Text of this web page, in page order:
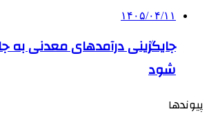
۱۴۰۵/۰۴/۱۱
جایگزینی درآمدهای معدنی به
شود
پیوندها